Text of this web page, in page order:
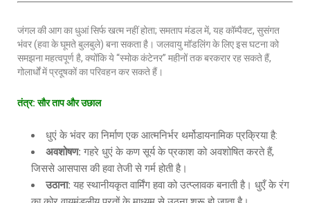
जंगल की आग का धुआं सिर्फ खत्म नहीं होता; समताप मंडल में, यह कॉम्पैक्ट, सुसंगत
भंवर (हवा के घूमते बुलबुले) बना सकता है। जलवायु मॉडलिंग के लिए इस घटना को
समझना महत्वपूर्ण है, क्योंकि ये “स्मोक कंटेनर” महीनों तक बरकरार रह सकते हैं,
गोलार्धों में प्रदूषकों का परिवहन कर सकते हैं।
तंत्र: सौर ताप और उछाल
धुएं के भंवर का निर्माण एक आत्मनिर्भर थर्मोडायनामिक प्रक्रिया है:
अवशोषण: गहरे धुएं के कण सूर्य के प्रकाश को अवशोषित करते हैं,
जिससे आसपास की हवा तेजी से गर्म होती है।
उठाना: यह स्थानीयकृत वार्मिंग हवा को उत्प्लावक बनाती है। धुएँ के रंग